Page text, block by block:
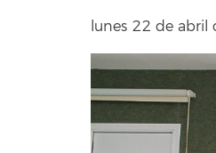
lunes 22 de